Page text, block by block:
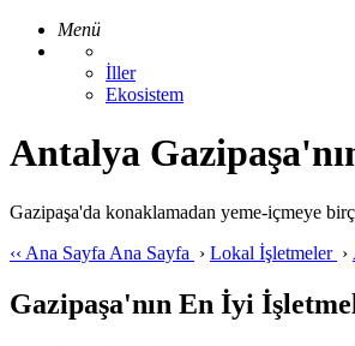
Menü
İller
Ekosistem
Antalya
Gazipaşa'da konaklamadan yeme-içmeye
‹‹ Ana Sayfa Ana Sayfa › Lokal İşletmeler ›
Gazipaşa'nın En İyi